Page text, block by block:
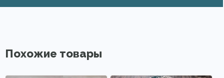
Похожие товары